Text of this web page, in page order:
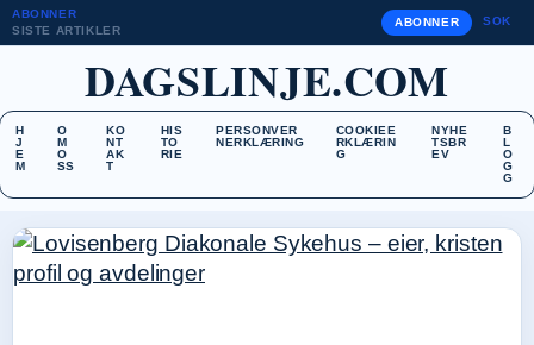
ABONNER
SISTE ARTIKLER
ABONNER SOK
DAGSLINJE.COM
H
J
E
M
O
M
O
SS
KO
NT
AK
T
HIS
TO
RIE
PERSONVER
NERKLÆRING
COOKIEE
RKLÆRIN
G
NYHE
TSBR
EV
B
L
O
G
G